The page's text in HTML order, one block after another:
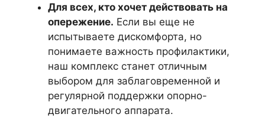
Для всех, кто хочет действовать на
опережение. Если вы еще не
испытываете дискомфорта, но
понимаете важность профилактики,
наш комплекс станет отличным
выбором для заблаговременной и
регулярной поддержки опорно-
двигательного аппарата.